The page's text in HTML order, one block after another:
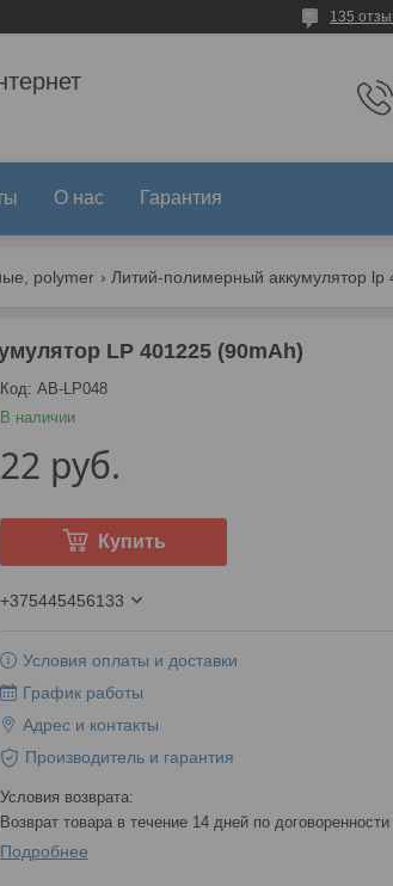
135
О нас Гарантия
polymer Литий-полимерный аккумулятор lp
LP 401225 (90mAh)
В наличии
Код: AB-LP048
22 руб.
Купить
+375445456133
Условия оплаты и доставки
График работы
Адрес и контакты
Производитель и гарантия
возврат товара в течение 14 дней по договоренности
Подробнее